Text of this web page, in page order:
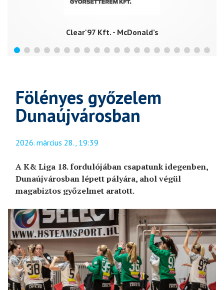
Clear'97 Kft. - McDonald’s
Fölényes győzelem
Dunaújvárosban
2026. március 28., 19:39
A K& Liga 18. fordulójában csapatunk idegenben,
Dunaújvárosban lépett pályára, ahol végül
magabiztos győzelmet aratott.